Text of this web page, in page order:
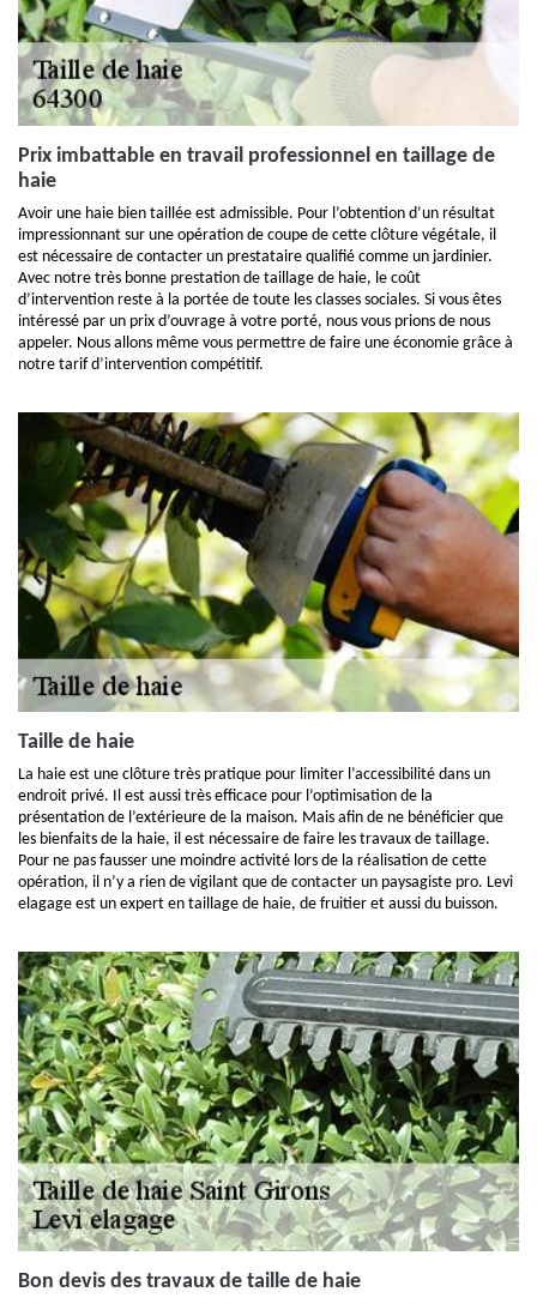
Prix imbattable en travail professionnel en taillage de
haie
Avoir une haie bien taillée est admissible. Pour l’obtention d’un résultat
impressionnant sur une opération de coupe de cette clôture végétale, il
est nécessaire de contacter un prestataire qualifié comme un jardinier.
Avec notre très bonne prestation de taillage de haie, le coût
d’intervention reste à la portée de toute les classes sociales. Si vous êtes
intéressé par un prix d’ouvrage à votre porté, nous vous prions de nous
appeler. Nous allons même vous permettre de faire une économie grâce à
notre tarif d’intervention compétitif.
Taille de haie
La haie est une clôture très pratique pour limiter l’accessibilité dans un
endroit privé. Il est aussi très efficace pour l’optimisation de la
présentation de l’extérieure de la maison. Mais afin de ne bénéficier que
les bienfaits de la haie, il est nécessaire de faire les travaux de taillage.
Pour ne pas fausser une moindre activité lors de la réalisation de cette
opération, il n’y a rien de vigilant que de contacter un paysagiste pro. Levi
elagage est un expert en taillage de haie, de fruitier et aussi du buisson.
Bon devis des travaux de taille de haie